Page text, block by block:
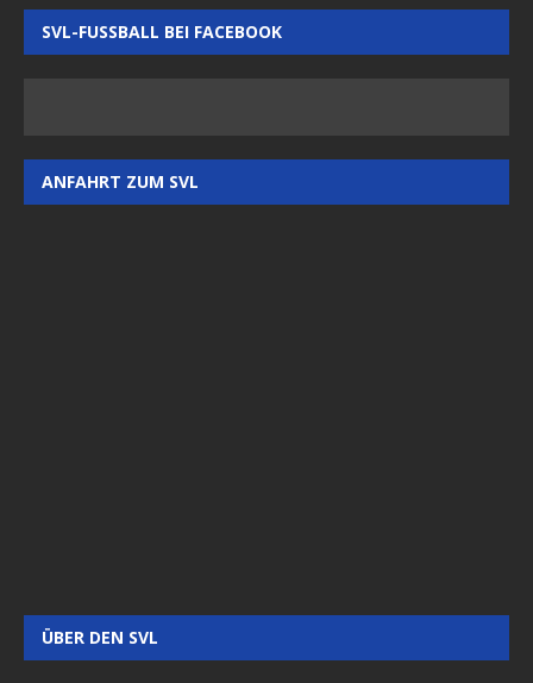
SVL-FUSSBALL BEI FACEBOOK
ANFAHRT ZUM SVL
ÜBER DEN SVL